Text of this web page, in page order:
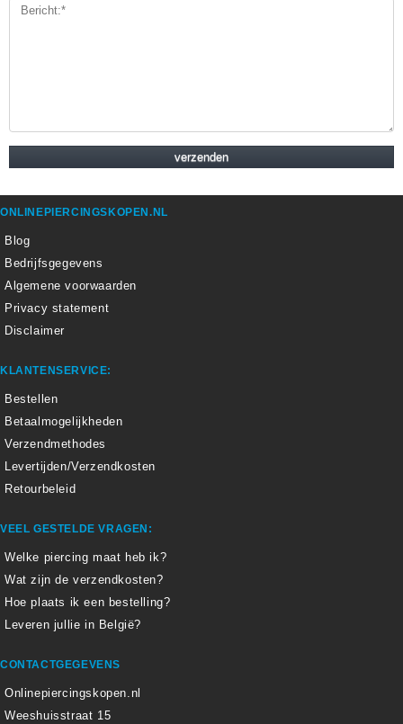
ONLINEPIERCINGSKOPEN.NL
Blog
Bedrijfsgegevens
Algemene voorwaarden
Privacy statement
Disclaimer
KLANTENSERVICE:
Bestellen
Betaalmogelijkheden
Verzendmethodes
Levertijden/Verzendkosten
Retourbeleid
VEEL GESTELDE VRAGEN:
Welke piercing maat heb ik?
Wat zijn de verzendkosten?
Hoe plaats ik een bestelling?
Leveren jullie in België?
CONTACTGEGEVENS
Onlinepiercingskopen.nl
Weeshuisstraat 15